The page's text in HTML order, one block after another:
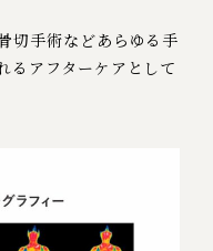
切手術などあらゆる手
る アフターケアとして